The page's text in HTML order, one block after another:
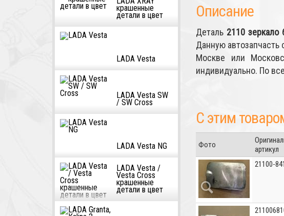
крашенные
детали в цвет
LADA Vesta
LADA Vesta SW
/ SW Cross
LADA Vesta NG
LADA Vesta /
Vesta Cross
крашенные
детали в цвет
Описание
Деталь 2110 зеркало
Данную автозапчасть
Москве или
индивидуально. По
С этим
Фото
артикул
21100-